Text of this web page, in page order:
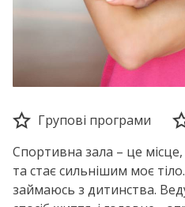
Групові програми
Спортивна зала – це
та стає сильнішим моє
займаюсь з дитинства.